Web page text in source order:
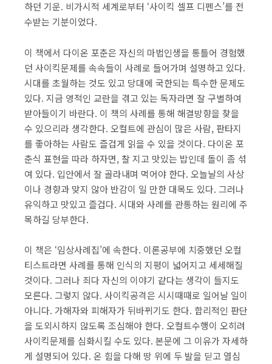
하던 기운. 비가시적 세계로부터 ‘사이킥 셀프 디펜스’를 전
수받는 기분이었다.
이 책에서 다이온 포춘은 자신의 마법인생을 통틀어 경험했
던 사이킥문제를 속속들이 사례로 들어가며 설명하고 있다.
시대를 초월하는 것도 있고 당대에 국한되는 특수한 문제도
있다. 지금 영적인 교란을 겪고 있는 독자라면 잘 구별하여
받아들이기 바란다. 이 책의 사례를 통해 해결방향을 찾을
수 있으리라 생각한다. 오컬트에 관심이 많은 사람, 판타지
를 좋아하는 사람도 즐겁게 읽을 수 있을 것이다. 다이온 포
춘식 표현을 따라 하자면, 찰 지고 맛있는 밥인데 돌이 좀 섞
여 있다. 입안에서 잘 골라내며 먹어야 한다. 오늘날의 사상
이나 경향과 맞지 않아 반감이 일 만한 대목도 있다. 그러나
유익하고 맛있고 즐겁다. 시대와 사례를 관통하는 원리에 주
목하길 당부한다.
​이 책은 ‘임상사례집’에 속한다. 이론공부에 치중했던 오컬
티스트라면 사례를 통해 인식의 지평이 넓어지고 세세해질
것이다. 그러나 죄다 자신의 이야기 같다는 생각이 들지도
모른다. 그렇지 않다. 사이킥공격은 시시때때로 일어날 일이
아니다. 가해자와 피해자가 뒤바뀌기도 한다. 합리적인 판단
을 도외시하지 않도록 조심해야 한다. 오컬트수행이 오히려
사이킥문제를 심화시킬 수도 있다. 본문에 그 이유가 자세하
게 설명되어 있다. 온 힘을 다해 땅 위에 두 발을 딛고 열심